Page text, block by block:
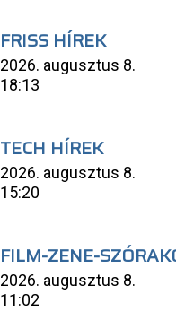
FRISS HÍREK
2026. augusztus 8.
18:13
TECH HÍREK
2026. augusztus 8.
15:20
FILM-ZENE-
2026. augusztus 8.
11:02